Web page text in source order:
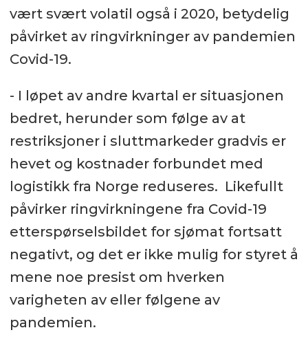
vært svært volatil også i 2020, betydelig
påvirket av ringvirkninger av pandemien
Covid-19.
- I løpet av andre kvartal er situasjonen
bedret, herunder som følge av at
restriksjoner i sluttmarkeder gradvis er
hevet og kostnader forbundet med
logistikk fra Norge reduseres. Likefullt
påvirker ringvirkningene fra Covid-19
etterspørselsbildet for sjømat fortsatt
negativt, og det er ikke mulig for styret å
mene noe presist om hverken
varigheten av eller følgene av
pandemien.